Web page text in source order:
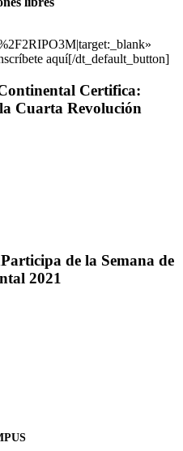
aquí[/dt_default_button]
Certifica:
Cuarta Revolución
Participa de la Semana de
2021